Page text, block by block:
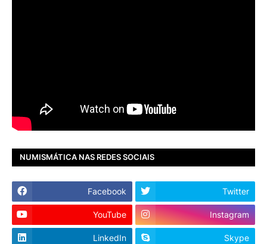
NUMISMÁTICA NAS REDES SOCIAIS
Facebook Twitter
YouTube Instagram
LinkedIn Skype